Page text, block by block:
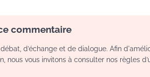
commentaire
d’échange et de dialogue. Afin
nous vous invitons à consulter nos règles